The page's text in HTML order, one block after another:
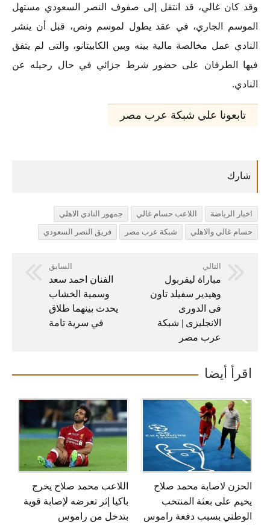
وقد كان غالي، قد انتقل إلى صفوف النصر السعودي مستهل
الموسم الجاري، في عقد يطول لموسم ونص، قبل أن ينشر
النادي عمل مخالصة مالية بينه وبين الكابيتانو، والتى لم يتفق
فيها الطرفان على حضور شرط جزائي في حال رحيله عن
النادي.
تابعونا علي شبكة عرب مصر
اخبار الرياضة اللاعب حسام غالي
جمهور النادي الاهلي
حسام غالي والاهلي
شبكة عرب مصر فريق النصر السعودي
التالي
مباراة ليفربول
وهيدير سفيلد تاون
فى الدورى
الانجليزى | شبكة
عرب مصر
السابق
الفنان احمد سعد
وسمية الخشاب
يحدث بينهما طلاق
في سرية تامة
اقرأ أيضا
الحزن لاصابة محمد صلاح
يخيم على بعثة المنتخب
الوطني بسبب دفعة راموس
اللاعب محمد صلاح يخرج
باكيا إثر تعرضه لإصابة قوية
بتدخل من راموس